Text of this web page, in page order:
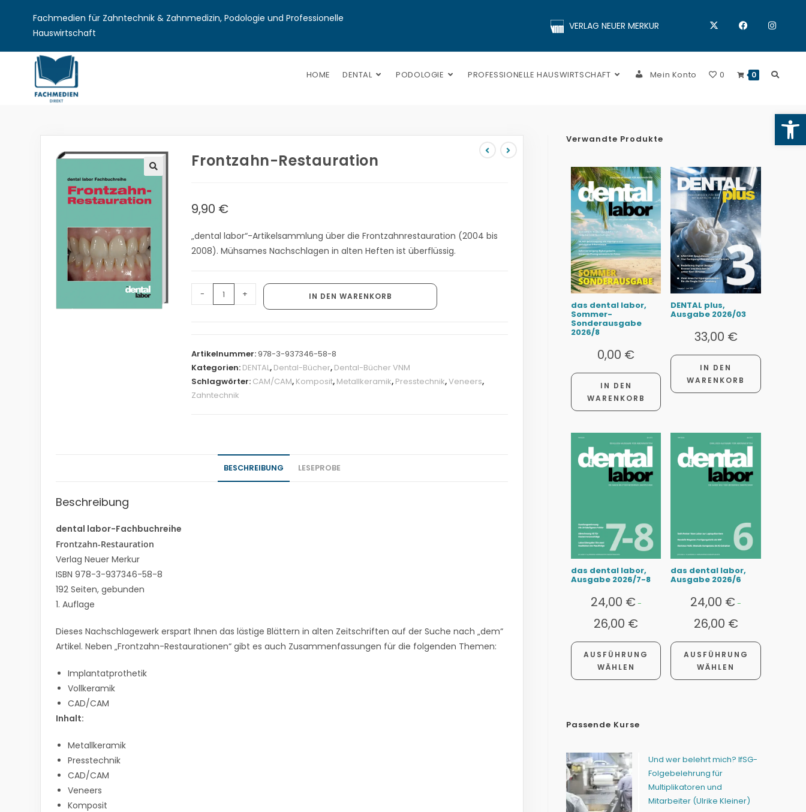
Fachmedien für Zahntechnik & Zahnmedizin, Podologie und Professionelle
Hauswirtschaft
VERLAG NEUER MERKUR
HOME DENTAL PODOLOGIE PROFESSIONELLE HAUSWIRTSCHAFT Mein Konto 0 0
Frontzahn-Restauration
9,90 €
„dental labor“-Artikelsammlung über die Frontzahnrestauration (2004 bis
2008). Mühsames Nachschlagen in alten Heften ist überflüssig.
- + IN DEN WARENKORB
Artikelnummer:978-3-937346-58-8
Kategorien: DENTAL, Dental-Bücher, Dental-Bücher VNM
Schlagwörter: CAM/CAM, Komposit, Metallkeramik, Presstechnik,Veneers,
Zahntechnik
BESCHREIBUNG LESEPROBE
Beschreibung
dental labor-Fachbuchreihe
Frontzahn-Restauration
Verlag Neuer Merkur
ISBN 978-3-937346-58-8
192 Seiten, gebunden
1. Auflage
Dieses Nachschlagewerk erspart Ihnen das lästige Blättern in alten Zeitschriften auf der Suche nach „dem“
Artikel. Neben „Frontzahn-Restaurationen“ gibt es auch Zusammenfassungen für die folgenden Themen:
Implantatprothetik
Vollkeramik
CAD/CAM
Inhalt:
Metallkeramik
Presstechnik
CAD/CAM
Veneers
Komposit
Verwandte Produkte
das dental labor,
Sommer-
Sonderausgabe
2026/8
0,00 €
IN DEN
WARENKORB
DENTAL plus,
Ausgabe 2026/03
33,00 €
IN DEN
WARENKORB
das dental labor,
Ausgabe 2026/7-8
24,00 €-
26,00 €
AUSFÜHRUNG
WÄHLEN
das dental labor,
Ausgabe 2026/6
24,00 €-
26,00 €
AUSFÜHRUNG
WÄHLEN
Passende Kurse
Und wer belehrt mich? IfSG-
Folgebelehrung für
Multiplikatoren und
Mitarbeiter (Ulrike Kleiner)